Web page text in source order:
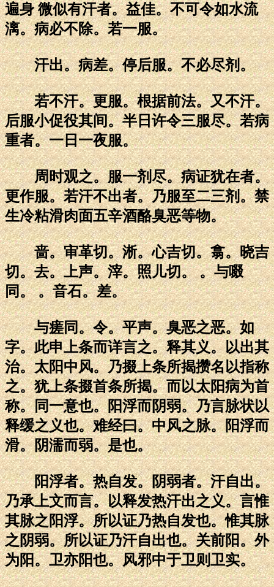
遍身 微似有汗者。益佳。不可令如水流
漓。病必不除。若一服。
汗出。病差。停后服。不必尽剂。
若不汗。更服。根据前法。又不汗。
后服小促役其间。半日许令三服尽。若病
重者。一日一夜服。
周时观之。服一剂尽。病证犹在者。
更作服。若汗不出者。乃服至二三剂。禁
生冷粘滑肉面五辛酒酪臭恶等物。
啬。审革切。淅。心吉切。翕。晓吉
切。去。上声。滓。照儿切。 。与啜
同。 。音石。差。
与瘥同。令。平声。臭恶之恶。如
字。此申上条而详言之。释其义。以出其
治。太阳中风。乃掇上条所揭攒名以指称
之。犹上条掇首条所揭。而以太阳病为首
称。同一意也。阳浮而阴弱。乃言脉状以
释缓之义也。难经曰。中风之脉。阳浮而
滑。阴濡而弱。是也。
阳浮者。热自发。阴弱者。汗自出。
乃承上文而言。以释发热汗出之义。言惟
其脉之阳浮。所以证乃热自发也。惟其脉
之阴弱。所以证乃汗自出也。关前阳。外
为阳。卫亦阳也。风邪中于卫则卫实。